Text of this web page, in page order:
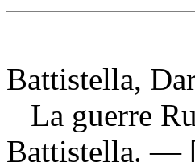
Battistella,
La guerre
Battistella. —